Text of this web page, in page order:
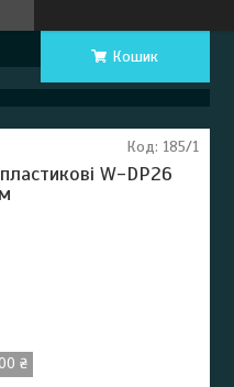
Кошик
W-DP26
Код: 185/1
₴